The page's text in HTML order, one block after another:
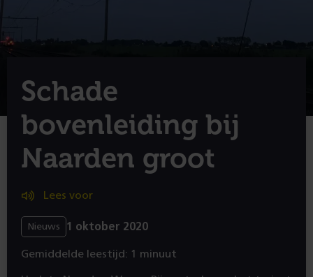
Schade
bovenleiding bij
Naarden groot
Lees voor
Nieuws 1 oktober 2020
Gemiddelde leestijd: 1 minuut